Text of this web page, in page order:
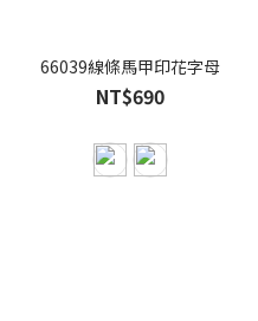
66039線條馬甲印花字母
NT$690